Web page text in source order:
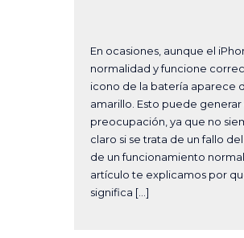
En ocasiones, aunque el
normalidad y funcione
icono de la batería aparece
amarillo. Esto puede generar
preocupación, ya que no
claro si se trata de un fallo
de un funcionamiento
artículo te explicamos por
significa […]